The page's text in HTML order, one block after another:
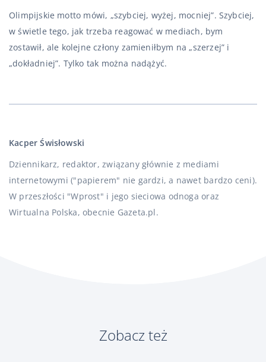
Olimpijskie motto mówi, „szybciej, wyżej, mocniej”. Szybciej,
w świetle tego, jak trzeba reagować w mediach, bym
zostawił, ale kolejne człony zamieniłbym na „szerzej” i
„dokładniej”. Tylko tak można nadążyć.
Kacper Świsłowski
Dziennikarz, redaktor, związany głównie z mediami
internetowymi ("papierem" nie gardzi, a nawet bardzo ceni).
W przeszłości "Wprost" i jego sieciowa odnoga oraz
Wirtualna Polska, obecnie Gazeta.pl.
Zobacz też